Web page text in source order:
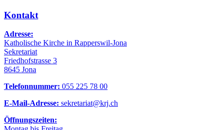
Kontakt
Adresse:
Katholische Kirche in Rapperswil-Jona
Sekretariat
Friedhofstrasse 3
8645 Jona
Telefonnummer: 055 225 78 00
E-Mail-Adresse: sekretariat@krj.ch
Öffnungszeiten: